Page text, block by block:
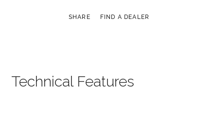
SHARE FIND A DEALER
Technical Features